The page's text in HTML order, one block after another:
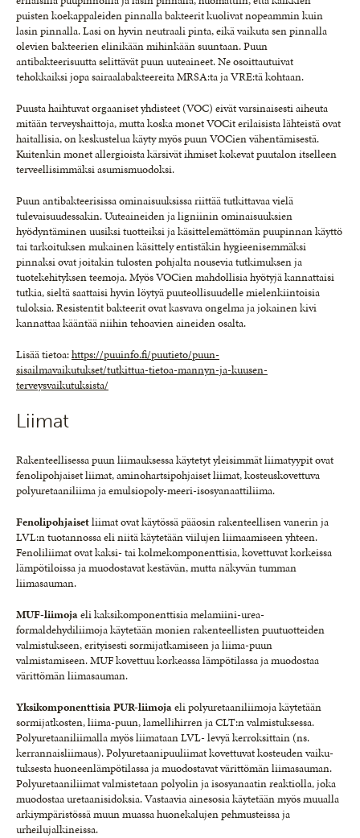
puisten koekappaleiden pinnalla bakteerit kuolivat nopeammin kuin
lasin pinnalla. Lasi on hyvin neutraali pinta, eikä vaikuta sen pinnalla
olevien bakteerien elinikään mihinkään suuntaan. Puun
antibakteerisuutta selittävät puun uuteaineet. Ne osoittautuivat
tehokkaiksi jopa sairaalabakteereita MRSA:ta ja VRE:tä kohtaan.
Puusta haihtuvat orgaaniset yhdisteet (VOC) eivät varsinaisesti aiheuta
mitään terveyshaittoja, mutta koska monet VOCit erilaisista lähteistä ovat
haitallisia, on keskustelua käyty myös puun VOCien vähentämisestä.
Kuitenkin monet allergioista kärsivät ihmiset kokevat puutalon itselleen
terveellisimmäksi asumismuodoksi.
Puun antibakteerisissa ominaisuuksissa riittää tutkittavaa vielä
tulevaisuudessakin. Uuteaineiden ja ligniinin ominaisuuksien
hyödyntäminen uusiksi tuotteiksi ja käsittelemättömän puupinnan käyttö
tai tarkoituksen mukainen käsittely entistäkin hygieenisemmäksi
pinnaksi ovat joitakin tulosten pohjalta nousevia tutkimuksen ja
tuotekehityksen teemoja. Myös VOCien mahdollisia hyötyjä kannattaisi
tutkia, sieltä saattaisi hyvin löytyä puuteollisuudelle mielenkiintoisia
tuloksia. Resistentit bakteerit ovat kasvava ongelma ja jokainen kivi
kannattaa kääntää niihin tehoavien aineiden osalta.
Lisää tietoa:https://puuinfo.fi/puutieto/puun-
sisailmavaikutukset/tutkittua-tietoa-mannyn-ja-kuusen-
terveysvaikutuksista/
Liimat
Rakenteellisessa puun liimauksessa käytetyt yleisimmät liimatyypit ovat
fenolipohjaiset liimat, aminohartsipohjaiset liimat, kosteuskovettuva
polyuretaaniliima ja emulsiopoly-meeri-isosyanaattiliima.
Fenolipohjaisetliimat ovat käytössä pääosin rakenteellisen vanerin ja
LVL:n tuotannossa eli niitä käytetään viilujen liimaamiseen yhteen.
Fenoliliimat ovat kaksi- tai kolmekomponenttisia, kovettuvat korkeissa
lämpötiloissa ja muodostavat kestävän, mutta näkyvän tumman
liimasauman.
MUF-liimojaeli kaksikomponenttisia melamiini-urea-
formaldehydiliimoja käytetään monien rakenteellisten puutuotteiden
valmistukseen, erityisesti sormijatkamiseen ja liima-puun
valmistamiseen. MUF kovettuu korkeassa lämpötilassa ja muodostaa
värittömän liimasauman.
Yksikomponenttisia PUR-liimojaeli polyuretaaniliimoja käytetään
sormijatkosten, liima-puun, lamellihirren ja CLT:n valmistuksessa.
Polyuretaaniliimalla myös liimataan LVL- levyä kerroksittain (ns.
kerrannaisliimaus). Polyuretaanipuuliimat kovettuvat kosteuden vaiku-
tuksesta huoneenlämpötilassa ja muodostavat värittömän liimasauman.
Polyuretaaniliimat valmistetaan polyolin ja isosyanaatin reaktiolla, joka
muodostaa uretaanisidoksia. Vastaavia ainesosia käytetään myös muualla
arkiympäristössä muun muassa huonekalujen pehmusteissa ja
urheilujalkineissa.